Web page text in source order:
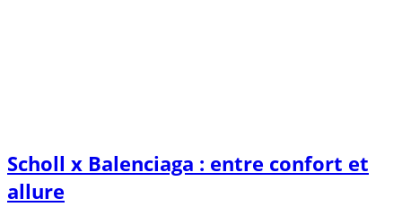
Scholl x Balenciaga : entre confort et
allure